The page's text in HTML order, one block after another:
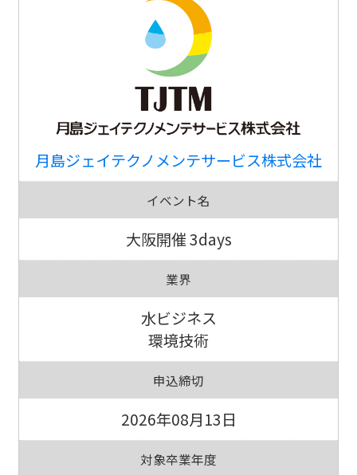
月島ジェイテクノメンテサービス株式会社
イベント名
大阪開催 3days
業界
水ビジネス
環境技術
申込締切
2026年08月13日
対象卒業年度